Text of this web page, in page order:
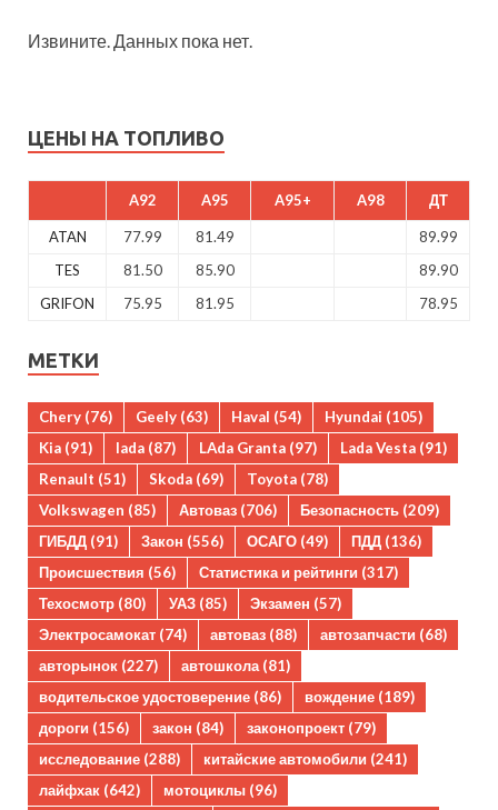
Извините. Данных пока нет.
ЦЕНЫ НА ТОПЛИВО
A92 A95 A95+ A98 ДТ
ATAN 77.99 81.49
89.99
TES
81.50 85.90
89.90
GRIFON
75.95 81.95 78.95
МЕТКИ
Chery (76) Geely (63) Haval (54) Hyundai (105)
Kia (91) lada (87) LAda Granta (97) Lada Vesta (91)
Renault (51) Skoda (69) Toyota (78)
Volkswagen (85) Автоваз (706) Безопасность (209)
ГИБДД (91) Закон (556) ОСАГО (49) ПДД (136)
Происшествия (56) Статистика и рейтинги (317)
Техосмотр (80) УАЗ (85) Экзамен (57)
Электросамокат (74) автоваз (88) автозапчасти (68)
авторынок (227) автошкола (81)
водительское удостоверение (86) вождение (189)
дороги (156) закон (84) законопроект (79)
исследование (288) китайские автомобили (241)
лайфхак (642) мотоциклы (96)